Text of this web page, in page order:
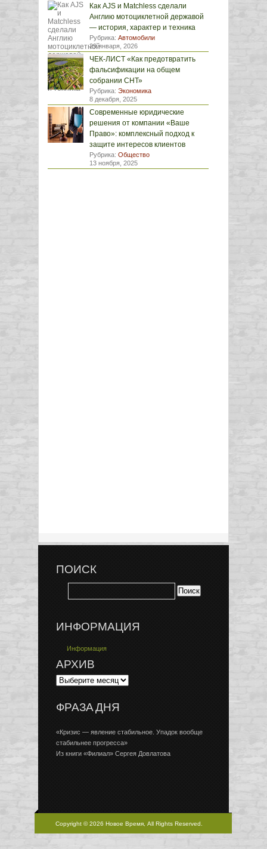
Как AJS и Matchless сделали
Англию мотоциклетной державой
— история, характер и техника
Рубрика: Автомобили
29 января, 2026
ЧЕК-ЛИСТ «Как предотвратить
фальсификации на общем
собрании СНТ»
Рубрика: Экономика
8 декабря, 2025
Современные юридические
решения от компании «Ваше
Право»: комплексный подход к
защите интересов клиентов
Рубрика: Общество
13 ноября, 2025
ПОИСК
ИНФОРМАЦИЯ
Информация
АРХИВ
ФРАЗА ДНЯ
«Кризис — явление стабильное. Упадок вообще
стабильнее прогресса»
Из книги «Филиал» Сергея Довлатова
Copyright © 2026 Новое Время, All Rights Reserved.